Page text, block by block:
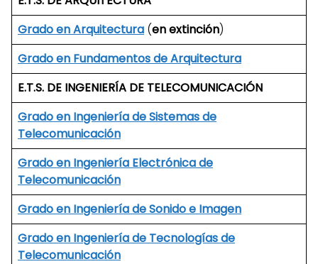
Grado en Arquitectura (en extinción)
Grado en Fundamentos de Arquitectura
E.T.S. DE INGENIERÍA DE TELECOMUNICACIÓN
Grado en Ingeniería de Sistemas de
Telecomunicación
Grado en Ingeniería Electrónica de
Telecomunicación
Grado en Ingeniería de Sonido e Imagen
Grado en Ingeniería de Tecnologías de
Telecomunicación